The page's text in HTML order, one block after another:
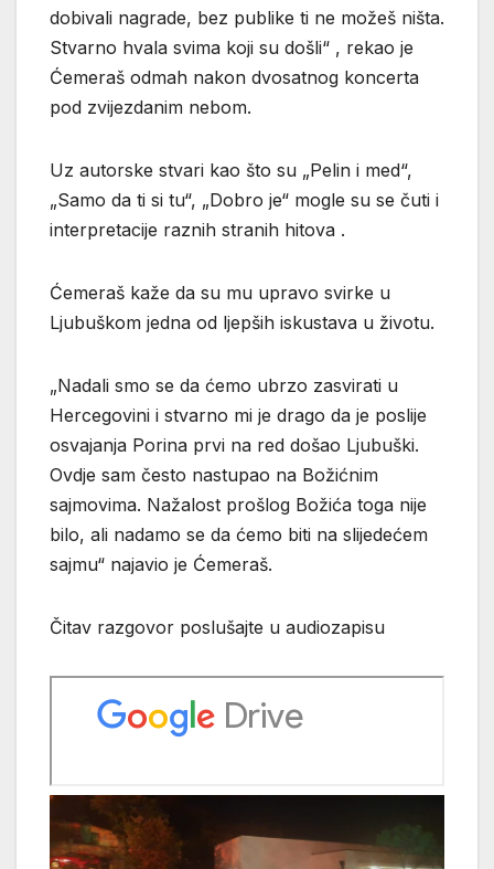
dobivali nagrade, bez publike ti ne možeš ništa.
Stvarno hvala svima koji su došli“ , rekao je
Ćemeraš odmah nakon dvosatnog koncerta
pod zvijezdanim nebom.
Uz autorske stvari kao što su „Pelin i med“,
„Samo da ti si tu“, „Dobro je“ mogle su se čuti i
interpretacije raznih stranih hitova .
Ćemeraš kaže da su mu upravo svirke u
Ljubuškom jedna od ljepših iskustava u životu.
„Nadali smo se da ćemo ubrzo zasvirati u
Hercegovini i stvarno mi je drago da je poslije
osvajanja Porina prvi na red došao Ljubuški.
Ovdje sam često nastupao na Božićnim
sajmovima. Nažalost prošlog Božića toga nije
bilo, ali nadamo se da ćemo biti na slijedećem
sajmu“ najavio je Ćemeraš.
Čitav razgovor poslušajte u audiozapisu